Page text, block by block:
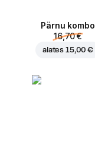
Pärnu kombo
16,70 €
alates 15,00 €